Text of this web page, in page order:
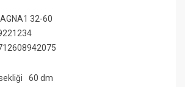
32-60
60 dm